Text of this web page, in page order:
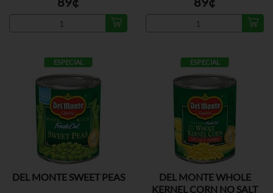
ESPECIAL
DEL MONTE SWEET PEAS
ESPECIAL
DEL MONTE WHOLE
KERNEL CORN NO SALT